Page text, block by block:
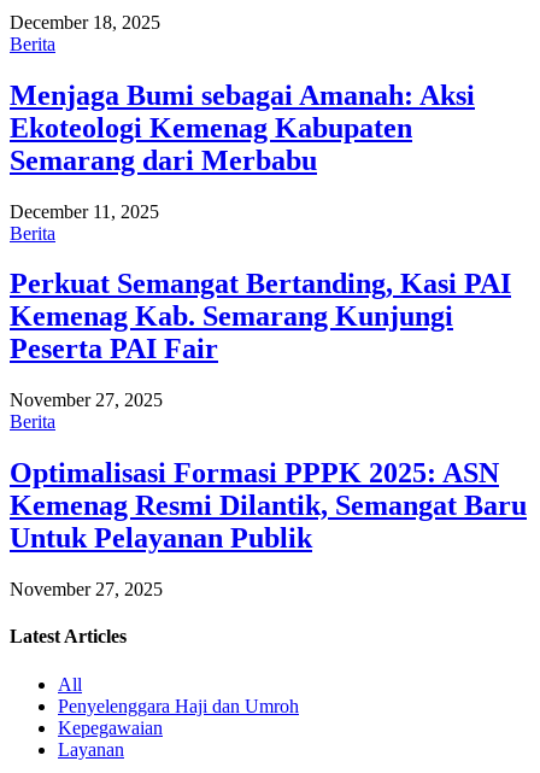
December 18, 2025
Berita
Menjaga Bumi sebagai Amanah: Aksi
Ekoteologi Kemenag Kabupaten
Semarang dari Merbabu
December 11, 2025
Berita
Perkuat Semangat Bertanding, Kasi PAI
Kemenag Kab. Semarang Kunjungi
Peserta PAI Fair
November 27, 2025
Berita
Optimalisasi Formasi PPPK 2025: ASN
Kemenag Resmi Dilantik, Semangat Baru
Untuk Pelayanan Publik
November 27, 2025
Latest Articles
All
Penyelenggara Haji dan Umroh
Kepegawaian
Layanan